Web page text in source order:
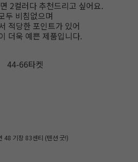
2컬러다 추천드리고 싶어요.
두 비침없으며
적당한 포인트가 있어
더욱 예쁜 제품입니다.
44-66타켓
48 기장 83센티 (텐션 굿!)